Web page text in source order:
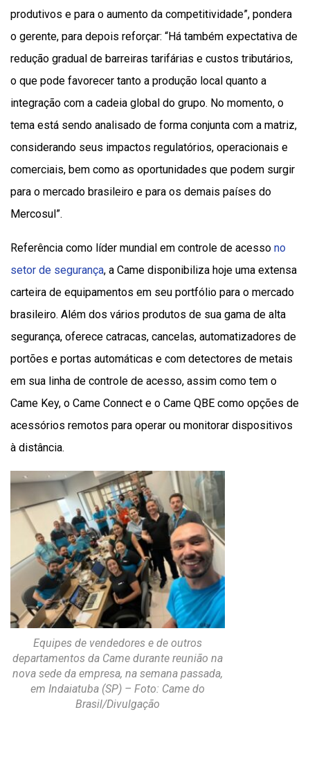
produtivos e para o aumento da competitividade”, pondera
o gerente, para depois reforçar: “Há também expectativa de
redução gradual de barreiras tarifárias e custos tributários,
o que pode favorecer tanto a produção local quanto a
integração com a cadeia global do grupo. No momento, o
tema está sendo analisado de forma conjunta com a matriz,
considerando seus impactos regulatórios, operacionais e
comerciais, bem como as oportunidades que podem surgir
para o mercado brasileiro e para os demais países do
Mercosul”.
Referência como líder mundial em controle de acesso no
setor de segurança, a Came disponibiliza hoje uma extensa
carteira de equipamentos em seu portfólio para o mercado
brasileiro. Além dos vários produtos de sua gama de alta
segurança, oferece catracas, cancelas, automatizadores de
portões e portas automáticas e com detectores de metais
em sua linha de controle de acesso, assim como tem o
Came Key, o Came Connect e o Came QBE como opções de
acessórios remotos para operar ou monitorar dispositivos
à distância.
Equipes de vendedores e de outros
departamentos da Came durante reunião na
nova sede da empresa, na semana passada,
em Indaiatuba (SP) – Foto: Came do
Brasil/Divulgação